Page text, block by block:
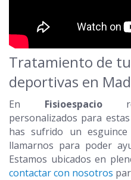
Tratamiento de
deportivas en
En Fisioespacio
personalizados para
has sufrido un
llamarnos para poder
Estamos ubicados en
contactar con nosotros